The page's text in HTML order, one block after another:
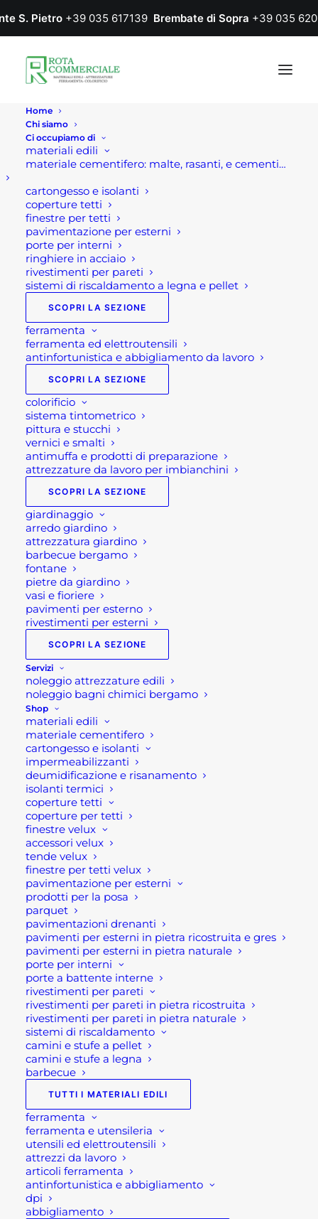
S. Pietro +39 035 617139 Brembate di Sopra +39 035
Home
Chi siamo
Ci occupiamo di
materiali edili
materiale cementifero: malte, rasanti, e cementi…
cartongesso e isolanti
coperture tetti
finestre per tetti
pavimentazione per esterni
porte per interni
ringhiere in acciaio
rivestimenti per pareti
sistemi di riscaldamento a legna e pellet
SCOPRI LA SEZIONE
ferramenta
ferramenta ed elettroutensili
antinfortunistica e abbigliamento da lavoro
SCOPRI LA SEZIONE
colorificio
sistema tintometrico
pittura e stucchi
vernici e smalti
antimuffa e prodotti di preparazione
attrezzature da lavoro per imbianchini
SCOPRI LA SEZIONE
giardinaggio
arredo giardino
attrezzatura giardino
barbecue bergamo
fontane
pietre da giardino
vasi e fioriere
pavimenti per esterno
rivestimenti per esterni
SCOPRI LA SEZIONE
Servizi
noleggio attrezzature edili
noleggio bagni chimici bergamo
Shop
materiali edili
materiale cementifero
cartongesso e isolanti
impermeabilizzanti
deumidificazione e risanamento
isolanti termici
coperture tetti
coperture per tetti
finestre velux
accessori velux
tende velux
finestre per tetti velux
pavimentazione per esterni
prodotti per la posa
parquet
pavimentazioni drenanti
pavimenti per esterni in pietra ricostruita e gres
pavimenti per esterni in pietra naturale
porte per interni
porte a battente interne
rivestimenti per pareti
rivestimenti per pareti in pietra ricostruita
rivestimenti per pareti in pietra naturale
sistemi di riscaldamento
camini e stufe a pellet
camini e stufe a legna
barbecue
TUTTI I MATERIALI EDILI
ferramenta
ferramenta e utensileria
utensili ed elettroutensili
attrezzi da lavoro
articoli ferramenta
antinfortunistica e abbigliamento
dpi
abbigliamento
LETTINO LUMINOSO
MOON
565,00€
Lettino luminoso Moon
Lettino luminoso Moon in polietilene bianco.
Caratteristiche tecniche:
Materiale: plastica pe
Alimentazione: spina cc + ricarica usb
Ore di ricarica: 7-8 ore
Ore di funzionamento: 16-20 ore
Dimensioni: cm 150 l x 40 p x 85 h
Colore: bianco
Se per qualsiasi ragione non riuscissi a
completare l’ordine o avessi dei dubbi prima di
effettuare il pagamento contattaci dalle 09 alle 12
e dalle 14 alle 17, ti offriremo tutto il supporto
necessario per aiutarti nella procedura di
acquisto!
Oppure scrivi una mail a
shop@rotacommerciale.it
3 disponibili
LETTINO
LUMINOSO
MOON
quantità
AGGIUNGI AL CARRELLO
SKU
VL801633
Categorie
ARREDAMENTO GIARDINO: